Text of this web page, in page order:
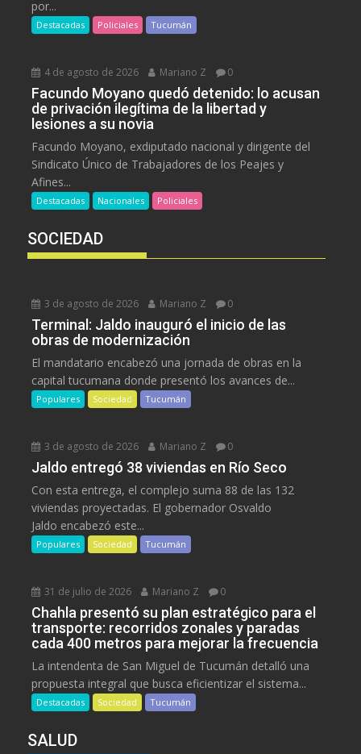
por...
Destacadas Policiales Tucumán
4 de agosto de 2026 Mariano Z 0
Facundo Moyano quedó detenido: lo acusan
de privación ilegítima de la libertad y
lesiones a su novia
Facundo Moyano, exdiputado nacional y dirigente del
Sindicato Único de Trabajadores de los Peajes y
Afines...
Destacadas Nacionales Policiales
SOCIEDAD
3 de agosto de 2026 Mariano Z 0
Terminal: Jaldo inauguró el inicio de las
obras de modernización
El mandatario encabezó una jornada de obras en la
capital tucumana donde presentó los avances de...
Populares Sociedad Tucumán
3 de agosto de 2026 Mariano Z 0
Jaldo entregó 38 viviendas en Río Seco
Con esta entrega, el complejo suma 88 de las 132
viviendas proyectadas. El gobernador Osvaldo
Jaldo encabezó este...
Populares Sociedad Tucumán
31 de julio de 2026 Mariano Z 0
Chahla presentó su plan estratégico para el
transporte: recorridos zonales y paradas
cada 400 metros para mejorar la frecuencia
La intendenta de San Miguel de Tucumán detalló una
propuesta integral que busca eficientizar el sistema...
Destacadas Sociedad Tucumán
SALUD